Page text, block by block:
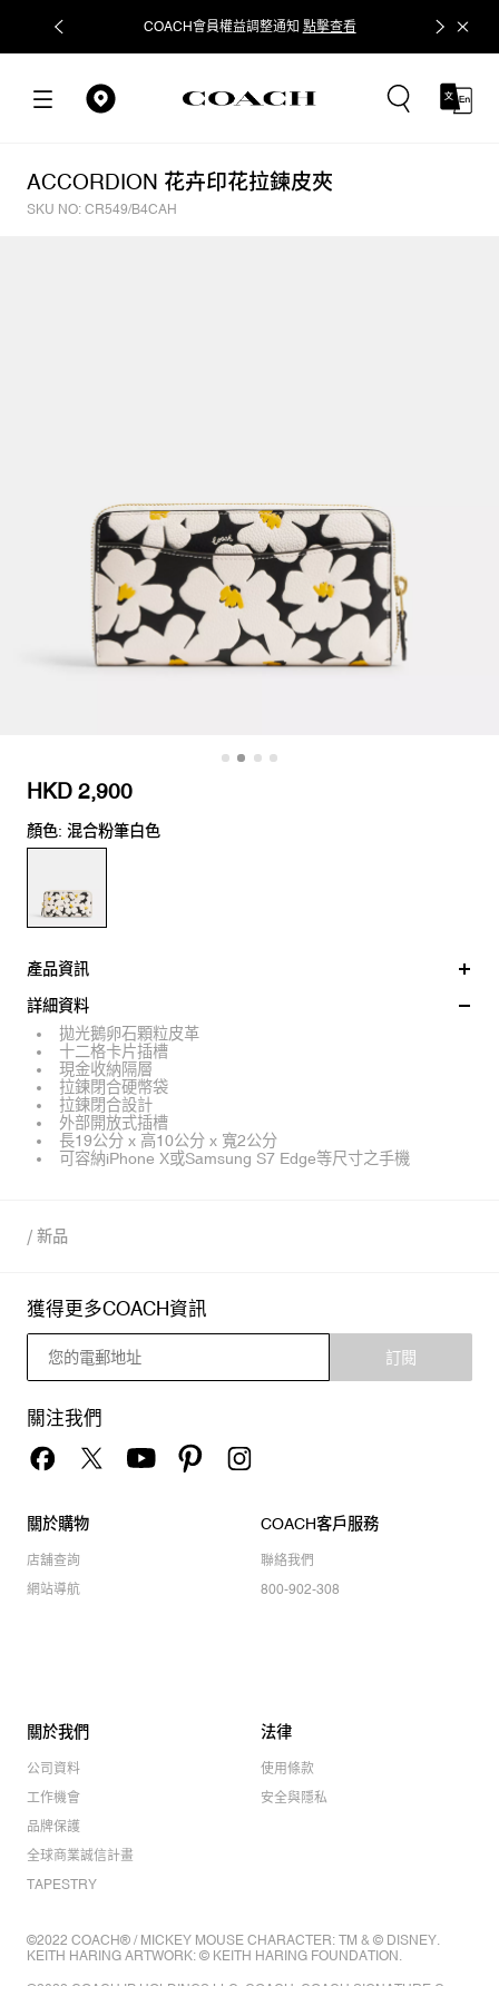
COACH會員權益調整通知 點擊查看 立即追蹤
ACCORDION 花卉印花拉鍊皮夾
SKU NO: CR549/B4CAH
HKD 2,900
顏色: 混合粉筆白色
產品資訊
詳細資料
拋光鵝卵石顆粒皮革
十二格卡片插槽
現金收納隔層
拉鍊閉合硬幣袋
拉鍊閉合設計
外部開放式插槽
長19公分 x 高10公分 x 寬2公分
可容納iPhone X或Samsung S7 Edge等尺寸之手機
/ 新品
獲得更多COACH資訊
訂閱
關注我們
關於購物
店舖查詢
網站導航
COACH客戶服務
聯絡我們
800-902-308
關於我們
公司資料
工作機會
品牌保護
全球商業誠信計畫
TAPESTRY
法律
使用條款
安全與隱私
©2022 COACH® / MICKEY MOUSE CHARACTER: TM & © DISNEY.
KEITH HARING ARTWORK: © KEITH HARING FOUNDATION.
©2022 COACH IP HOLDINGS LLC. COACH, COACH SIGNATURE C